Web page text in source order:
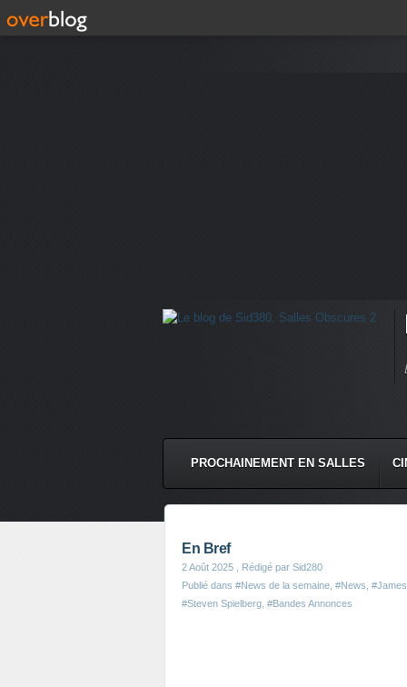
PROCHAINEMENT EN SALLES
En Bref
2 Août 2025 , Rédigé par Sid280
Publié dans #News de la semaine #News
#Steven Spielberg #Bandes Annonces